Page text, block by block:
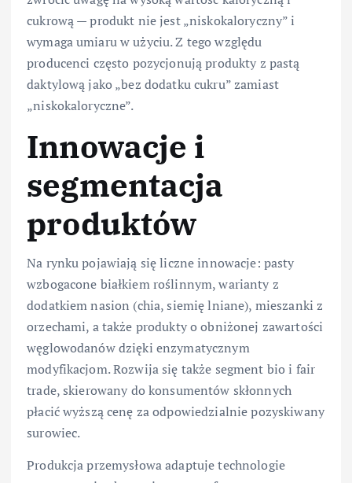
cukrową — produkt nie jest „niskokaloryczny” i
wymaga umiaru w użyciu. Z tego względu
producenci często pozycjonują produkty z pastą
daktylową jako „bez dodatku cukru” zamiast
„niskokaloryczne”.
Innowacje i
segmentacja
produktów
Na rynku pojawiają się liczne innowacje: pasty
wzbogacone białkiem roślinnym, warianty z
dodatkiem nasion (chia, siemię lniane), mieszanki z
orzechami, a także produkty o obniżonej zawartości
węglowodanów dzięki enzymatycznym
modyfikacjom. Rozwija się także segment bio i fair
trade, skierowany do konsumentów skłonnych
płacić wyższą cenę za odpowiedzialnie pozyskiwany
surowiec.
Produkcja przemysłowa adaptuje technologie